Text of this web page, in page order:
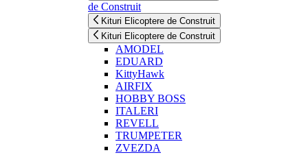
de Construit
Kituri Elicoptere de Construit
Kituri Elicoptere de Construit
AMODEL
EDUARD
KittyHawk
AIRFIX
HOBBY BOSS
ITALERI
REVELL
TRUMPETER
ZVEZDA